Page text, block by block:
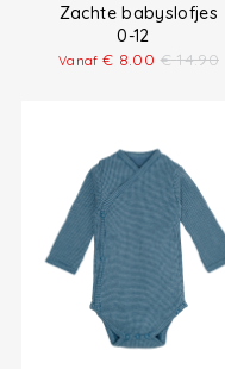
Zachte babyslofjes
0-12
Vanaf€ 8.00 € 14.90